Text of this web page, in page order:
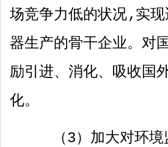
场竞争力低的状况‚实
器生产的骨干企业。对
励引进、消化、吸收国
化。
（3）加大对环